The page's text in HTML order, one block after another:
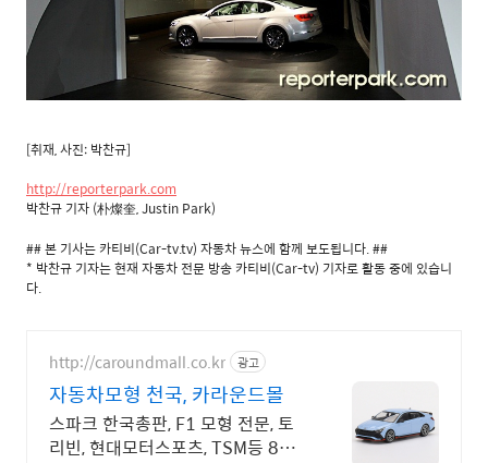
[취재, 사진: 박찬규]
http://reporterpark.com
박찬규 기자 (朴燦奎, Justin Park)
## 본 기사는 카티비(Car-tv.tv) 자동차 뉴스에 함께 보도됩니다. ##
* 박찬규 기자는 현재 자동차 전문 방송 카티비(Car-tv) 기자로 활동 중에 있습니
다.
http://caroundmall.co.kr 광고
자동차모형 천국, 카라운드몰
스파크 한국총판, F1 모형 전문, 토
리빈, 현대모터스포츠, TSM등 8천